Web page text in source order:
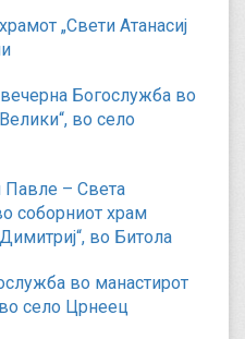
„Свети Атанасиј
Богослужба во
во село
Павле – Света
соборниот храм
во Битола
во манастирот
село Црнеец